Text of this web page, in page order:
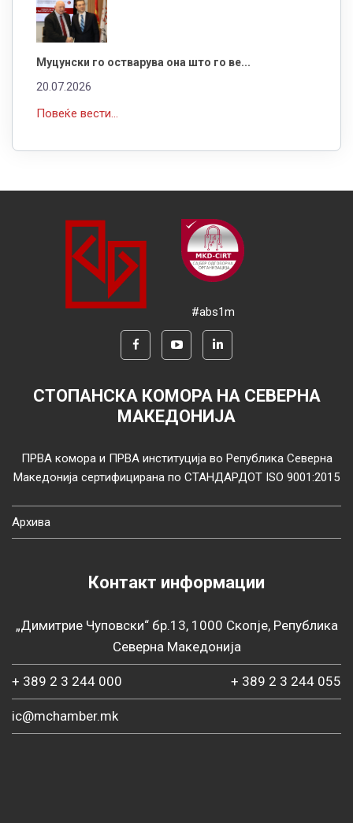
Муцунски го остварува она што го ве...
20.07.2026
Повеќе вести...
#abs1m
СТОПАНСКА КОМОРА НА СЕВЕРНА
МАКЕДОНИЈА
ПРВА комора и ПРВА институција во Република Северна
Македонија сертифицирана по СТАНДАРДОТ ISO 9001:2015
Архива
Контакт информации
„Димитрие Чуповски“ бр.13, 1000 Скопје, Република
Северна Македонија
+ 389 2 3 244 000 + 389 2 3 244 055
ic@mchamber.mk